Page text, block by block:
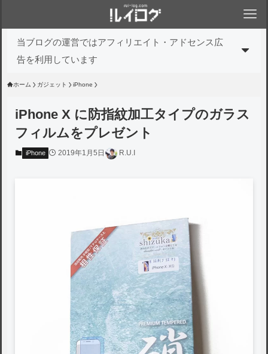
当ブログの運営ではアフィリエイト・アドセンス広
告を利用しています
ホーム ガジェット iPhone
iPhone X に防指紋加工タイプのガラス
フィルムをプレゼント
iPhone 2019年1月5日 R.U.I